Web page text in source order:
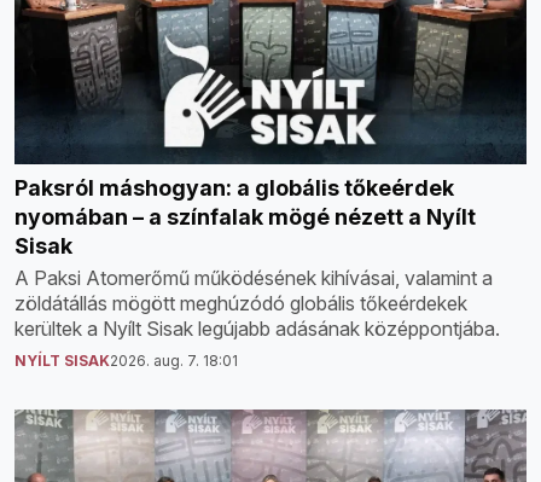
Paksról máshogyan: a globális tőkeérdek
nyomában – a színfalak mögé nézett a Nyílt
Sisak
A Paksi Atomerőmű működésének kihívásai, valamint a
zöldátállás mögött meghúzódó globális tőkeérdekek
kerültek a Nyílt Sisak legújabb adásának középpontjába.
NYÍLT SISAK2026. aug. 7. 18:01